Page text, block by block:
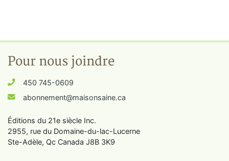
Pour nous joindre
450 745-0609
abonnement@maisonsaine.ca
Éditions du 21e siècle Inc.
2955, rue du Domaine-du-lac-Lucerne
Ste-Adèle, Qc Canada J8B 3K9